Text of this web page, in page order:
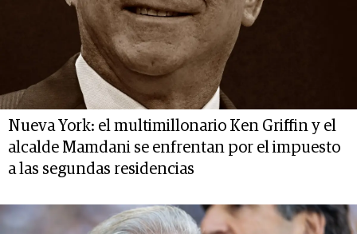
Nueva York: el multimillonario Ken Griffin y el
alcalde Mamdani se enfrentan por el impuesto
a las segundas residencias